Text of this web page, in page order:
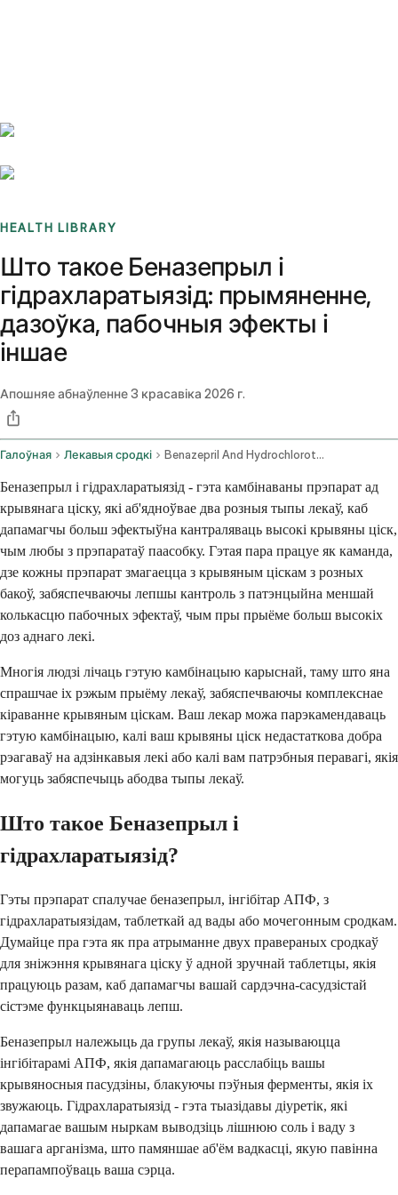
HEALTH LIBRARY
Што такое Беназепрыл і
гідрахларатыязід: прымяненне,
дазоўка, пабочныя эфекты і
іншае
Апошняе абнаўленне3 красавіка 2026 г.
Галоўная Лекавыя сродкі Benazepril And Hydrochlorothiazide Oral Route
Беназепрыл і гідрахларатыязід - гэта камбінаваны прэпарат ад
крывянага ціску, які аб'ядноўвае два розныя тыпы лекаў, каб
дапамагчы больш эфектыўна кантраляваць высокі крывяны ціск,
чым любы з прэпаратаў паасобку. Гэтая пара працуе як каманда,
дзе кожны прэпарат змагаецца з крывяным ціскам з розных
бакоў, забяспечваючы лепшы кантроль з патэнцыйна меншай
колькасцю пабочных эфектаў, чым пры прыёме больш высокіх
доз аднаго лекі.
Многія людзі лічаць гэтую камбінацыю карыснай, таму што яна
спрашчае іх рэжым прыёму лекаў, забяспечваючы комплекснае
кіраванне крывяным ціскам. Ваш лекар можа парэкамендаваць
гэтую камбінацыю, калі ваш крывяны ціск недастаткова добра
рэагаваў на адзінкавыя лекі або калі вам патрэбныя перавагі, якія
могуць забяспечыць абодва тыпы лекаў.
Што такое Беназепрыл і
гідрахларатыязід?
Гэты прэпарат спалучае беназепрыл, інгібітар АПФ, з
гідрахларатыязідам, таблеткай ад вады або мочегонным сродкам.
Думайце пра гэта як пра атрыманне двух правераных сродкаў
для зніжэння крывянага ціску ў адной зручнай таблетцы, якія
працуюць разам, каб дапамагчы вашай сардэчна-сасудзістай
сістэме функцыянаваць лепш.
Беназепрыл належыць да групы лекаў, якія называюцца
інгібітарамі АПФ, якія дапамагаюць расслабіць вашы
крывяносныя пасудзіны, блакуючы пэўныя ферменты, якія іх
звужаюць. Гідрахларатыязід - гэта тыазідавы діуретік, які
дапамагае вашым ныркам выводзіць лішнюю соль і ваду з
вашага арганізма, што памяншае аб'ём вадкасці, якую павінна
перапампоўваць ваша сэрца.